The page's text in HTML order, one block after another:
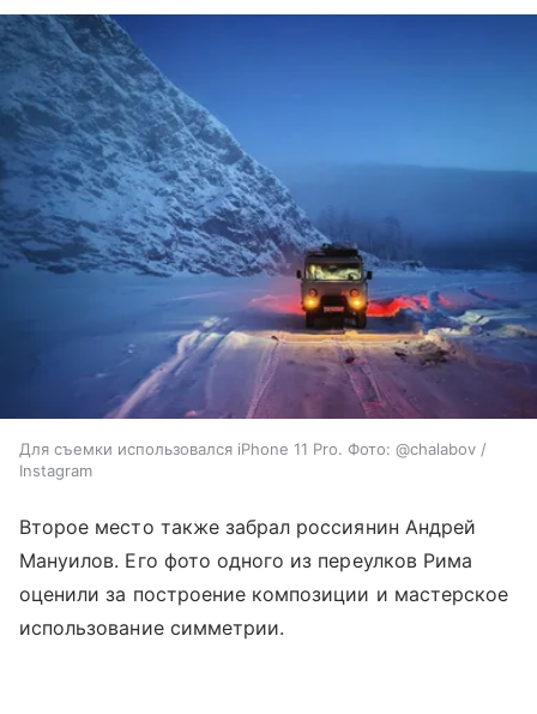
Для съемки использовался iPhone 11 Pro. Фото: @chalabov /
Instagram
Второе место также забрал россиянин Андрей
Мануилов. Его фото одного из переулков Рима
оценили за построение композиции и мастерское
использование симметрии.